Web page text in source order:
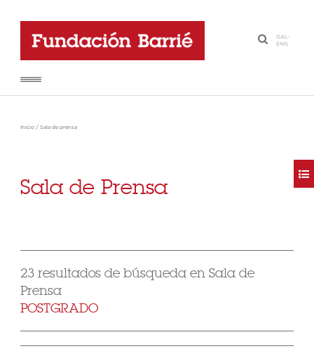
·
GAL-
ENG
Inicio / Sala de prensa
Sala de Prensa
23 resultados de búsqueda en Sala de
Prensa
POSTGRADO